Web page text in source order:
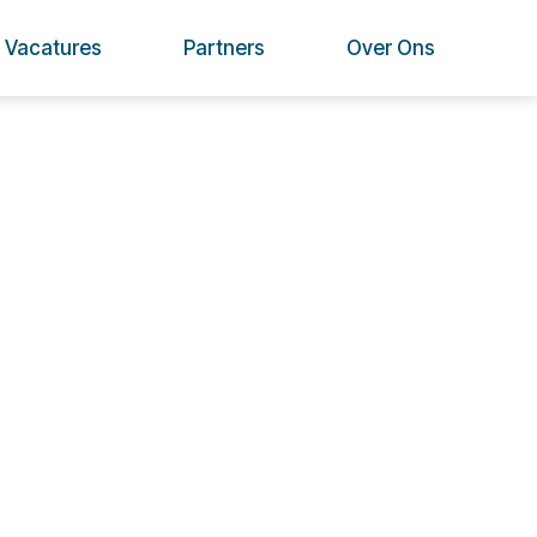
Vacatures Partners Over Ons